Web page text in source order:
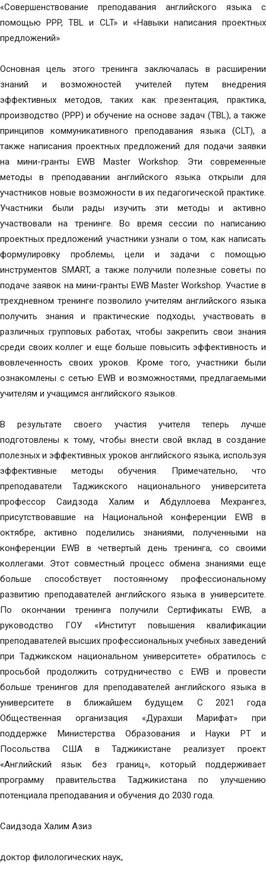
«Совершенствование преподавания английского языка с
помощью PPP, TBL и CLT» и «Навыки написания проектных
предложений»
Основная цель этого тренинга заключалась в расширении
знаний и возможностей учителей путем внедрения
эффективных методов, таких как презентация, практика,
производство (PPP) и обучение на основе задач (TBL), а также
принципов коммуникативного преподавания языка (CLT), а
также написания проектных предложений для подачи заявки
на мини-гранты EWB Master Workshop. Эти современные
методы в преподавании английского языка открыли для
участников новые возможности в их педагогической практике.
Участники были рады изучить эти методы и активно
участвовали на тренинге. Во время сессии по написанию
проектных предложений участники узнали о том, как написать
формулировку проблемы, цели и задачи с помощью
инструментов SMART, а также получили полезные советы по
подаче заявок на мини-гранты EWB Master Workshop. Участие в
трехдневном тренинге позволило учителям английского языка
получить знания и практические подходы, участвовать в
различных групповых работах, чтобы закрепить свои знания
среди своих коллег и еще больше повысить эффективность и
вовлеченность своих уроков. Кроме того, участники были
ознакомлены с сетью EWB и возможностями, предлагаемыми
учителям и учащимся английского языков.
В результате своего участия учителя теперь лучше
подготовлены к тому, чтобы внести свой вклад в создание
полезных и эффективных уроков английского языка, используя
эффективные методы обучения. Примечательно, что
преподаватели Таджикского национального университета
профессор Саидзода Халим и Абдуллоева Мехрангез,
присутствовавшие на Национальной конференции EWB в
октябре, активно поделились знаниями, полученными на
конференции EWB в четвертый день тренинга, со своими
коллегами. Этот совместный процесс обмена знаниями еще
больше способствует постоянному профессиональному
развитию преподавателей английского языка в университете.
По окончании тренинга получили Сертификаты EWB, а
руководство ГОУ «Институт повышения квалификации
преподавателей высших профессиональных учебных заведений
при Таджикском национальном университете» обратилось с
просьбой продолжить сотрудничество с EWB и провести
больше тренингов для преподавателей английского языка в
университете в ближайшем будущем. С 2021 года
Общественная организация «Дурахши Марифат» при
поддержке Министерства Образования и Науки РТ и
Посольства США в Таджикистане реализует проект
«Английский язык без границ», который поддерживает
программу правительства Таджикистана по улучшению
потенциала преподавания и обучения до 2030 года.
Саидзода Халим Азиз
доктор филологических наук,